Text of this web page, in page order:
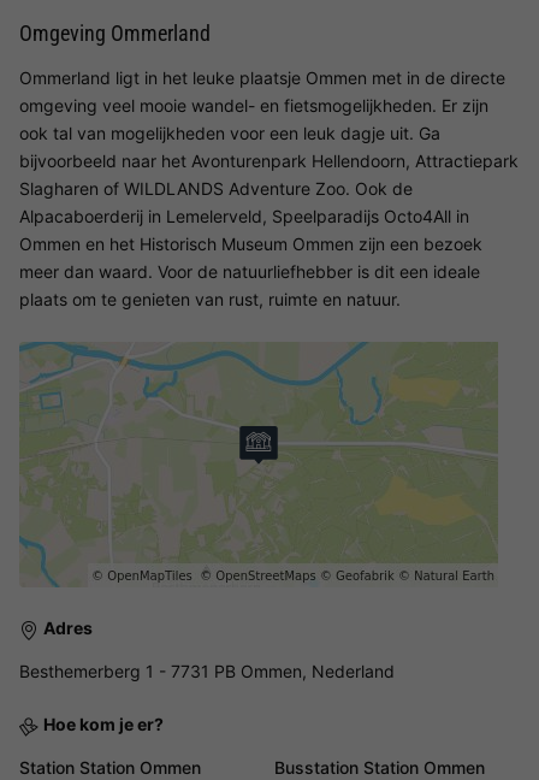
Omgeving Ommerland
Ommerland ligt in het leuke plaatsje Ommen met in de directe
omgeving veel mooie wandel- en fietsmogelijkheden. Er zijn
ook tal van mogelijkheden voor een leuk dagje uit. Ga
bijvoorbeeld naar het Avonturenpark Hellendoorn, Attractiepark
Slagharen of WILDLANDS Adventure Zoo. Ook de
Alpacaboerderij in Lemelerveld, Speelparadijs Octo4All in
Ommen en het Historisch Museum Ommen zijn een bezoek
meer dan waard. Voor de natuurliefhebber is dit een ideale
plaats om te genieten van rust, ruimte en natuur.
Adres
Besthemerberg 1 - 7731 PB Ommen, Nederland
Hoe kom je er?
Station Station Ommen
Busstation Station Ommen